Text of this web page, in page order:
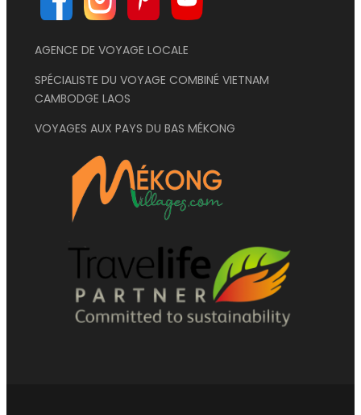
AGENCE DE VOYAGE LOCALE
SPÉCIALISTE DU VOYAGE COMBINÉ VIETNAM
CAMBODGE LAOS
VOYAGES AUX PAYS DU BAS MÉKONG